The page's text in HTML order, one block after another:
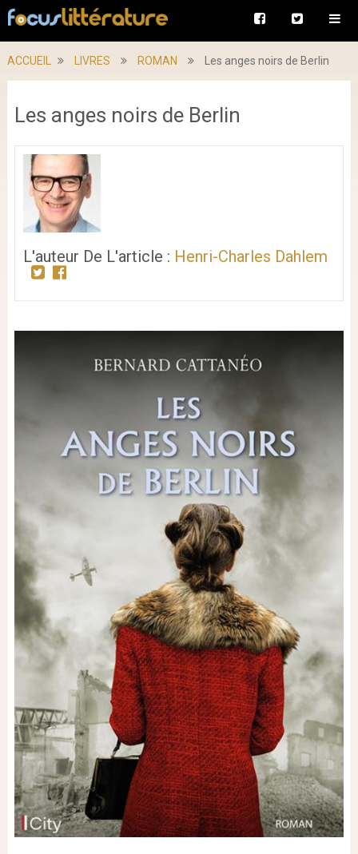
ACCUEIL LIVRES ROMAN Les anges noirs de Berlin
Les anges noirs de Berlin
L'auteur De L'article : Henri-Charles Dahlem